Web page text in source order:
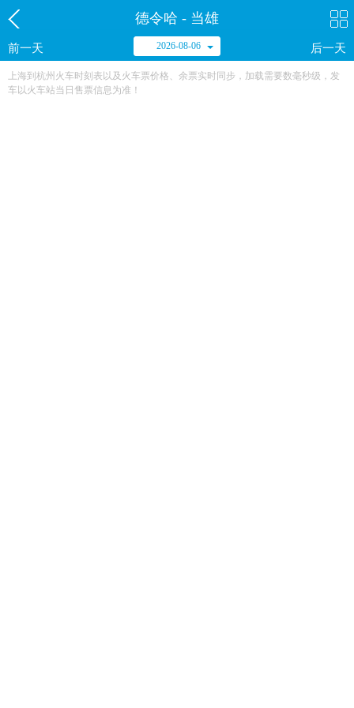
德令哈 - 当雄
前一天 2026-08-06 后一天
上海到杭州火车时刻表以及火车票价格、余票实时同步，加载需要数毫秒级，发
车以火车站当日售票信息为准！